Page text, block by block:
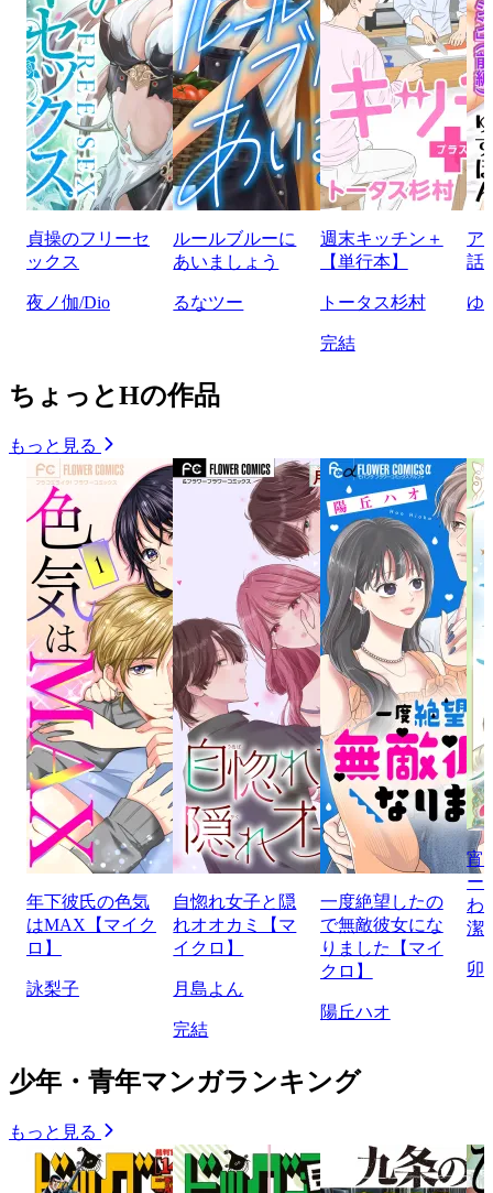
貞操のフリーセ
ックス
夜ノ伽/Dio
ルールブルーに
あいましょう
るなツー
週末キッチン＋
【単行本】
トータス杉村
完結
ア
話
ゆ
ちょっとHの作品
もっと見る
年下彼氏の色気
はMAX【マイク
ロ】
詠梨子
自惚れ女子と隠
れオオカミ【マ
イクロ】
月島よん
完結
一度絶望したの
で無敵彼女にな
りました【マイ
クロ】
陽丘ハオ
宵
ー
わ
潔
卯
少年・青年マンガランキング
もっと見る